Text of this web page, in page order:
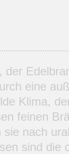
der
eine
Klima,
feinen
nach
sind